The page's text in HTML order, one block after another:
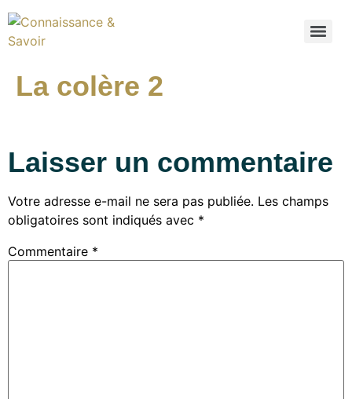
La colère 2
Laisser un commentaire
Votre adresse e-mail ne sera pas publiée. Les champs
obligatoires sont indiqués avec *
Commentaire *